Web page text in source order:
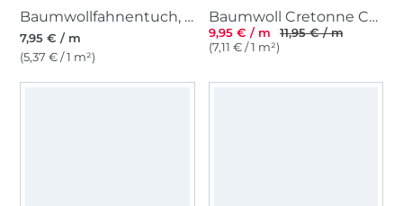
Baumwollfahnentuch, hellpetrol
7,95 € / m
(5,37 € / 1 m²)
Baumwoll Cretonne Coffee Break, wollweiß
9,95 € / m
11,95 € / m
(7,11 € / 1 m²)